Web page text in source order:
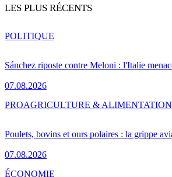
LES PLUS RÉCENTS
Sánchez riposte contre Meloni : l'Italie
07.08.2026
POLITIQUE
Poulets, bovins et ours polaires : la grippe
07.08.2026
PROAGRICULTURE & ALIMENTATION
ÉCONOMIE